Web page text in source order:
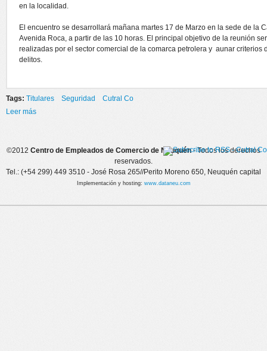
en la localidad.
El encuentro se desarrollará mañana martes 17 de Marzo en la sede de la
Avenida Roca, a partir de las 10 horas. El principal objetivo de la reunión
realizadas por el sector comercial de la comarca petrolera y aunar criterios
delitos.
Tags: Titulares Seguridad
Cutral Co
Leer más
©2012 Centro de Empleados de Comercio de Neuquén- Todos los derechos
reservados.
Tel.: (+54 299) 449 3510 - José Rosa 265//Perito Moreno 650, Neuquén capital
Implementación y hosting: www.dataneu.com